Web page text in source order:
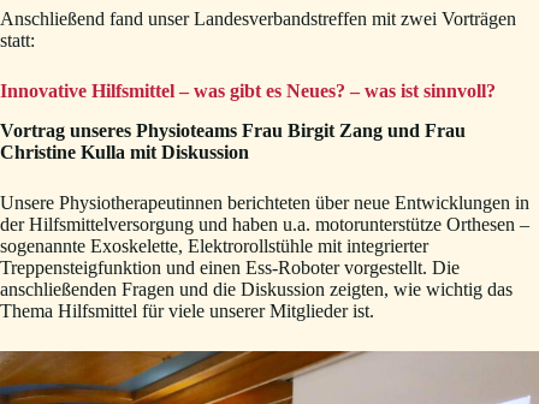
Anschließend fand unser Landesverbandstreffen mit zwei Vorträgen
statt:
Innovative Hilfsmittel – was gibt es Neues? – was ist sinnvoll?
Vortrag unseres Physioteams Frau Birgit Zang und Frau
Christine Kulla mit Diskussion
Unsere Physiotherapeutinnen berichteten über neue Entwicklungen in
der Hilfsmittelversorgung und haben u.a. motorunterstütze Orthesen –
sogenannte Exoskelette, Elektrorollstühle mit integrierter
Treppensteigfunktion und einen Ess-Roboter vorgestellt. Die
anschließenden Fragen und die Diskussion zeigten, wie wichtig das
Thema Hilfsmittel für viele unserer Mitglieder ist.